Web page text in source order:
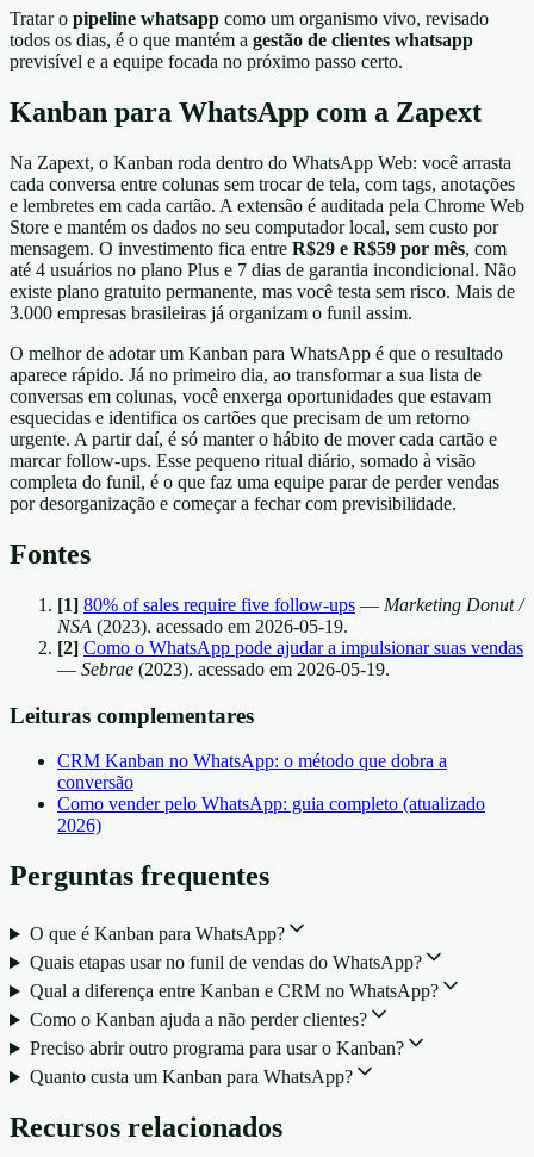
Tratar o pipeline whatsapp como um organismo vivo, revisado
todos os dias, é o que mantém a gestão de clientes whatsapp
previsível e a equipe focada no próximo passo certo.
Kanban para WhatsApp com a Zapext
Na Zapext, o Kanban roda dentro do WhatsApp Web: você arrasta
cada conversa entre colunas sem trocar de tela, com tags, anotações
e lembretes em cada cartão. A extensão é auditada pela Chrome Web
Store e mantém os dados no seu computador local, sem custo por
mensagem. O investimento fica entre R$29 e R$59 por mês, com
até 4 usuários no plano Plus e 7 dias de garantia incondicional. Não
existe plano gratuito permanente, mas você testa sem risco. Mais de
3.000 empresas brasileiras já organizam o funil assim.
O melhor de adotar um Kanban para WhatsApp é que o resultado
aparece rápido. Já no primeiro dia, ao transformar a sua lista de
conversas em colunas, você enxerga oportunidades que estavam
esquecidas e identifica os cartões que precisam de um retorno
urgente. A partir daí, é só manter o hábito de mover cada cartão e
marcar follow-ups. Esse pequeno ritual diário, somado à visão
completa do funil, é o que faz uma equipe parar de perder vendas
por desorganização e começar a fechar com previsibilidade.
Fontes
[1] 80% of sales require five follow-ups — Marketing Donut /
NSA (2023). acessado em 2026-05-19.
[2] Como o WhatsApp pode ajudar a impulsionar suas vendas
— Sebrae (2023). acessado em 2026-05-19.
Leituras complementares
CRM Kanban no WhatsApp: o método que dobra a
conversão
Como vender pelo WhatsApp: guia completo (atualizado
2026)
Perguntas frequentes
O que é Kanban para WhatsApp?
Quais etapas usar no funil de vendas do WhatsApp?
Qual a diferença entre Kanban e CRM no WhatsApp?
Como o Kanban ajuda a não perder clientes?
Preciso abrir outro programa para usar o Kanban?
Quanto custa um Kanban para WhatsApp?
Recursos relacionados